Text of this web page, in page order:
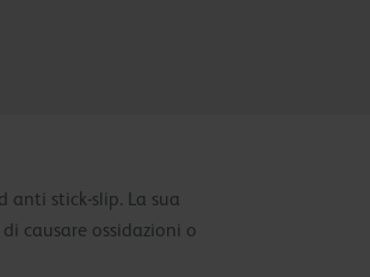
anti stick-slip. La sua
causare ossidazioni o